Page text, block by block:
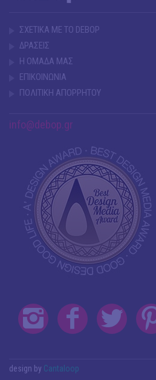
ΣΧΕΤΙΚΑ ΜΕ ΤΟ DEBOP
ΔΡΑΣΕΙΣ
Η ΟΜΑΔΑ ΜΑΣ
ΕΠΙΚΟΙΝΩΝΙΑ
ΠΟΛΙΤΙΚΗ ΑΠΟΡΡΗΤΟΥ
info@debop.gr
design by Cantaloop